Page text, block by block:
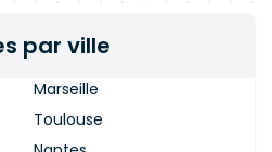
par ville
Marseille
Toulouse